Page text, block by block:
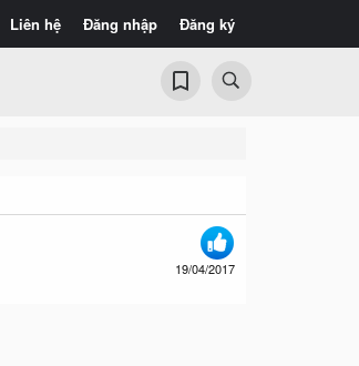
Liên hệ Đăng nhập Đăng ký
19/04/2017